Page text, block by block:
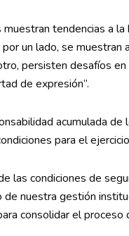
tendencias a
un lado, se
persisten desafíos
de expresión”.
acumulada
para el
las condiciones de
de nuestra gestión
consolidar el proceso